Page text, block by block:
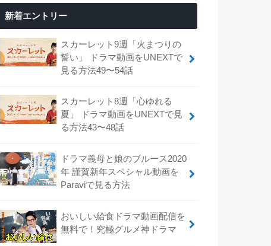
新着エントリー
スカーレット9週「火まつりの
誓い」 ドラマ動画をUNEXTで
見る方法49〜54話
スカーレット8週「心ゆれる
夏」 ドラマ動画をUNEXTで見
る方法43〜48話
ドラマ義母と娘のブルース2020
年 謹賀新年スペシャル動画を
Paraviで見る方法
おいしい給食ドラマ動画配信を
無料で！究極グルメ神ドラマ